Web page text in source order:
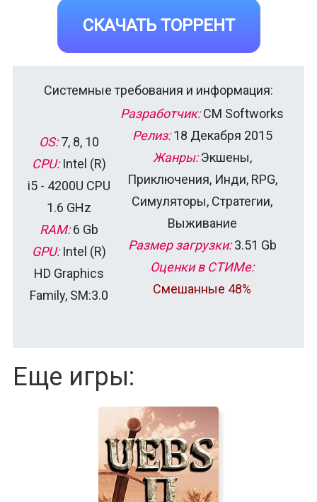
СКАЧАТЬ ТОРРЕНТ
Системные требования и информация:
OS:7, 8, 10
CPU:Intel (R)
i5 - 4200U CPU
1.6 GHz
RAM:6 Gb
GPU:Intel (R)
HD Graphics
Family, SM:3.0
Разработчик:CM Softworks
Релиз:18 Декабря 2015
Жанры:Экшены,
Приключения, Инди, RPG,
Симуляторы, Стратегии,
Выживание
Размер загрузки:3.51 Gb
Оценки в СТИМе:
Смешанные 48%
Еще игры: